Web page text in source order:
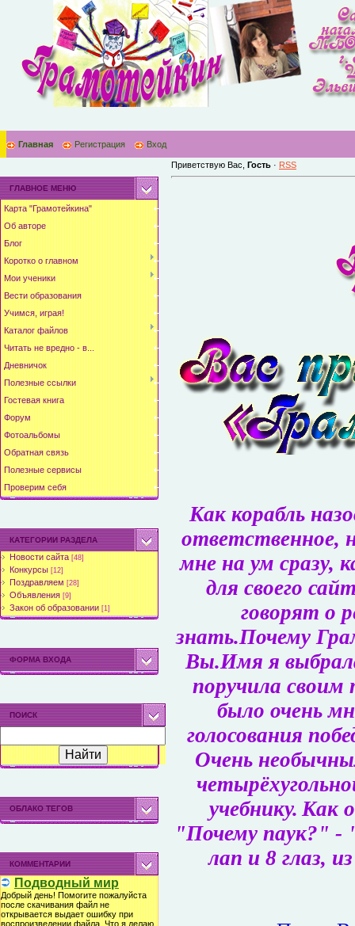
Главная Регистрация Вход
ГЛАВНОЕ МЕНЮ
Карта "Грамотейкина"
Об авторе
Блог
Коротко о главном
Мои ученики
Вести образования
Учимся, играя!
Каталог файлов
Читать не вредно - в...
Дневничок
Полезные ссылки
Гостевая книга
Форум
Фотоальбомы
Обратная связь
Полезные сервисы
Проверим себя
КАТЕГОРИИ РАЗДЕЛА
Новости сайта [48]
Конкурсы [12]
Поздравляем [28]
Объявления [9]
Закон об образовании [1]
ФОРМА ВХОДА
ПОИСК
ОБЛАКО ТЕГОВ
КОММЕНТАРИИ
Подводный мир
Добрый день! Помогите пожалуйста
после скачивания файл не
открывается выдает ошибку при
воспроизведении файла. Что я делаю
Приветствую Вас Гость · RSS
Как корабль
ответственное,
мне на ум сразу,
для своего
говорят о
знать.Почему
Вы.Имя я
поручила
было очень
голосования
Очень
учебнику. Как
"Почему паук?" -
лап и 8 глаз,